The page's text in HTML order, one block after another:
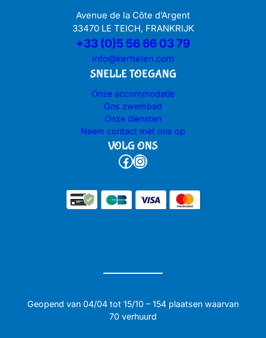
Avenue de la Côte d’Argent
33470 LE TEICH, FRANKRIJK
+33 (0)5 56 66 03 79
info@kerhelen.com
SNELLE TOEGANG
Onze accommodatie
Ons zwembad
Onze diensten
Neem contact met ons op
VOLG ONS
Facebook Instagram
Geopend van 04/04 tot 15/10 – 154 plaatsen waarvan
70 verhuurd